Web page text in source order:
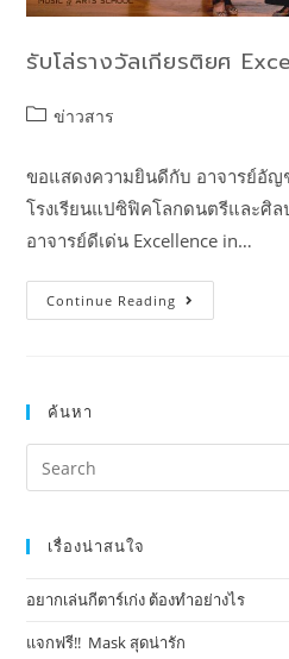
รับโล่รางวัลเกียรติยศ
ข่าวสาร
ขอแสดงความยินดีกับ อาจารย์อั
โรงเรียนแปซิฟิคโลกดนตรีและศิล
อาจารย์ดีเด่น Excellence in…
Continue Reading
ค้นหา
เรื่องน่าสนใจ
อยากเล่นกีตาร์เก่ง ต้องทำอย่างไร
แจกฟรี!! Mask​ สุดน่ารัก